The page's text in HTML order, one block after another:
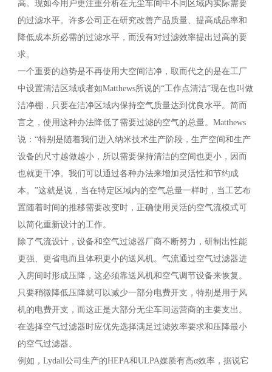
高。现如今用户更注重分析在无尘车间中不同区域内实际需要
的过滤水平。许多公司正在研究改善产品质量、提高成品率和
降低成本所必需的过滤水平，而没有对过滤效率提出过高的要
求。
一个重要的趋势是不再使用大空间洁净，取而代之的是在工厂
中设置清洁区域或者如Matthews所说的“工作点清洁”现在也叫做
洁净棚，只要在洁净区域内保持空气质量达到优良水平。简而
言之，使用这种办法降低了需要过滤的空气的总量。Matthews
说：“特别是随着我们进入纳米技术生产阶段，生产空间和生产
设备的尺寸越做越小，所以需要保持清洁的空间也更小，因而
也就更干净。我们可以通过各种办法来增加灵活性和节约成
本。”这就是说，当在特定区域内的空气总量一样时，当工艺布
置随着时间的推移需要改变时，正确使用灵活的空气流模式可
以简化重新设计的工作。
除了气流设计，设备和空气过滤器厂商不断努力，研制出性能
更强、更省电而且体积更小的送风机。气流通过空气过滤器进
入房间时形成压降，这必须靠送风机和空气调节设备来恢复。
只要稍微降低压降就可以减少一部分电费开支，特别是用于风
机的电费开支，而这正是大部分无尘车间运营商的主要支出。
在选择空气过滤器时应优先选择满足过滤效率要求和压降最小
的空气过滤器。
例如，Lydall公司生产的HEPA和ULPA媒质有高α效率，据说它